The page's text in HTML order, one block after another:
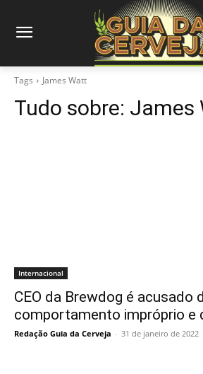
Tags James Watt
Tudo sobre: James
Internacional
CEO da Brewdog é acusado
comportamento impróprio e
Redação Guia da Cerveja - 31 de janeiro de 2022